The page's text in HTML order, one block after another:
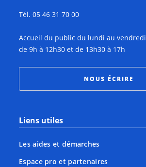
Tél. 05 46 31 70 00
Accueil du public du lundi au vendredi
de 9h à 12h30 et de 13h30 à 17h
NOUS ÉCRIRE
Liens utiles
Les aides et démarches
Espace pro et partenaires